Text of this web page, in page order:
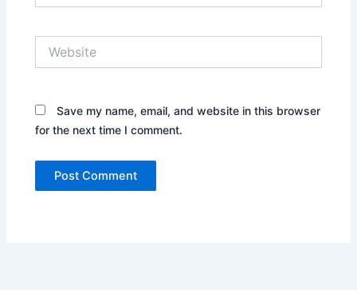
Save my name, email, and website in this browser
for the next time I comment.